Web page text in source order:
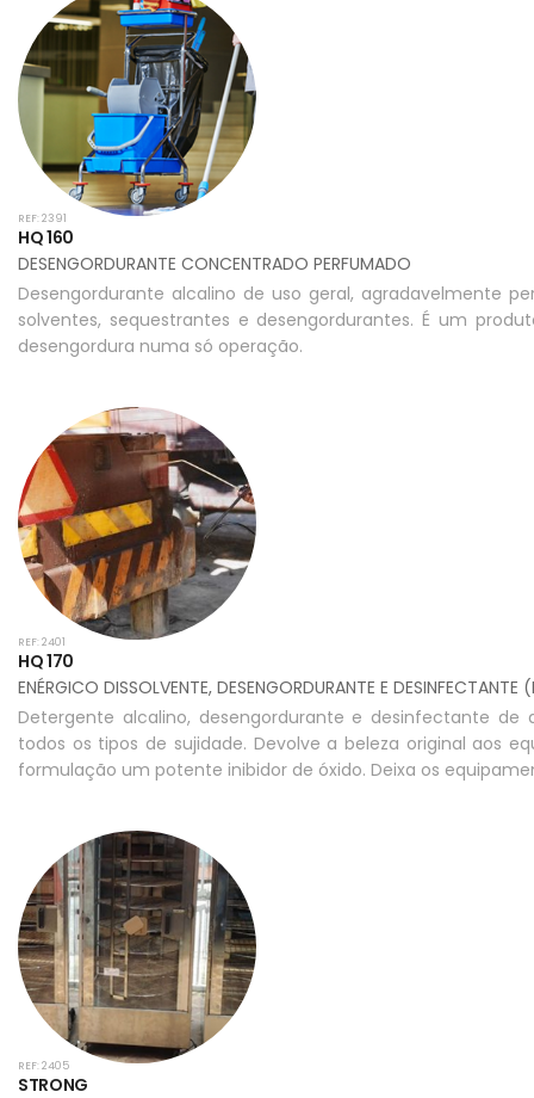
REF: 2391
HQ 160
DESENGORDURANTE CONCENTRADO PERFUMADO
Desengordurante alcalino de uso geral, agradavelmente
solventes, sequestrantes e desengordurantes. É um
desengordura numa só operação.
REF: 2401
HQ 170
ENÉRGICO DISSOLVENTE, DESENGORDURANTE E DESINFECTANTE
Detergente alcalino, desengordurante e desinfectante de
todos os tipos de sujidade. Devolve a beleza original aos
formulação um potente inibidor de óxido. Deixa os
REF: 2405
STRONG